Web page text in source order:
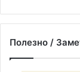
Полезно /